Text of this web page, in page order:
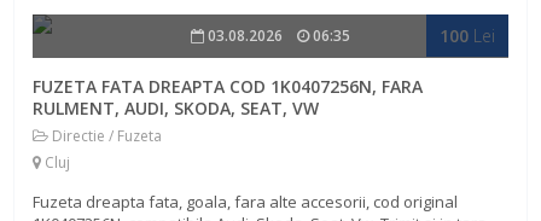
100 Lei
03.08.2026 06:35
FUZETA FATA DREAPTA COD 1K0407256N, FARA
RULMENT, AUDI, SKODA, SEAT, VW
Directie / Fuzeta
Cluj
Fuzeta dreapta fata, goala, fara alte accesorii, cod original